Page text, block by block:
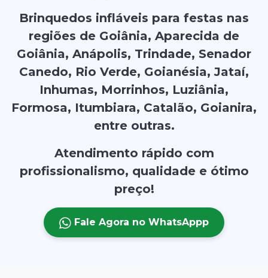
Brinquedos infláveis para festas nas
regiões de Goiânia, Aparecida de
Goiânia, Anápolis, Trindade, Senador
Canedo, Rio Verde, Goianésia, Jataí,
Inhumas, Morrinhos, Luziânia,
Formosa, Itumbiara, Catalão, Goianira,
entre outras.
Atendimento rápido com
profissionalismo, qualidade e ótimo
preço!
Fale Agora no WhatsAppp